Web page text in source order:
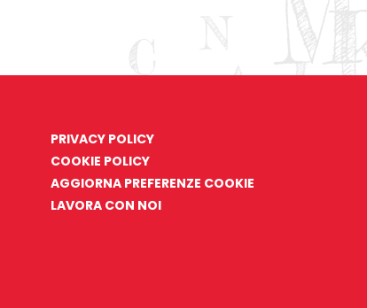
PRIVACY POLICY
COOKIE POLICY
AGGIORNA PREFERENZE COOKIE
LAVORA CON NOI